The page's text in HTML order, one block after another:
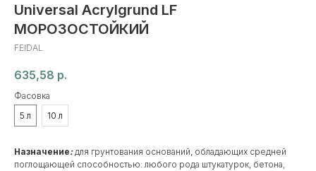
Universal Acrylgrund LF
МОРОЗОСТОЙКИЙ
FEIDAL
635,58 р.
Фасовка
5 л
10 л
Назначение: для грунтования оснований, обладающих средней
поглощающей способностью: любого рода штукатурок, бетона,